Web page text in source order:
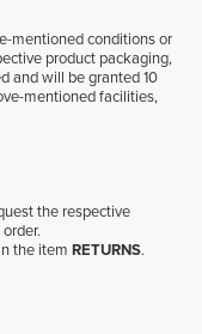
mentioned conditions or
product packaging,
and will be granted 10
mentioned facilities,
the respective
the item RETURNS.